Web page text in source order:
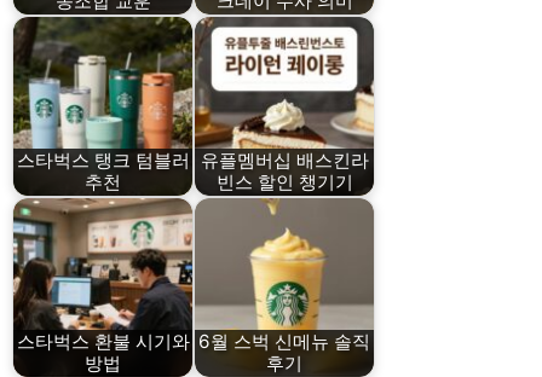
스타벅스 탱크 텀블러
추천
유플멤버십 배스킨라
빈스 할인 챙기기
스타벅스 환불 시기와
방법
6월 스벅 신메뉴 솔직
후기